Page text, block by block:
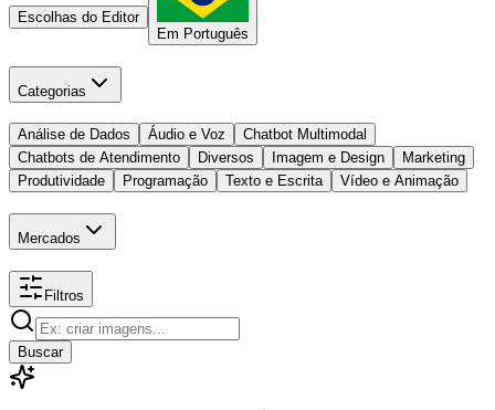
Escolhas do Editor
Em Português
Categorias
Análise de Dados Áudio e Voz
Chatbot Multimodal
Chatbots de Atendimento
Diversos Imagem e Design
Marketing
Produtividade
Programação Texto e Escrita Vídeo e Animação
Mercados
Filtros
Buscar